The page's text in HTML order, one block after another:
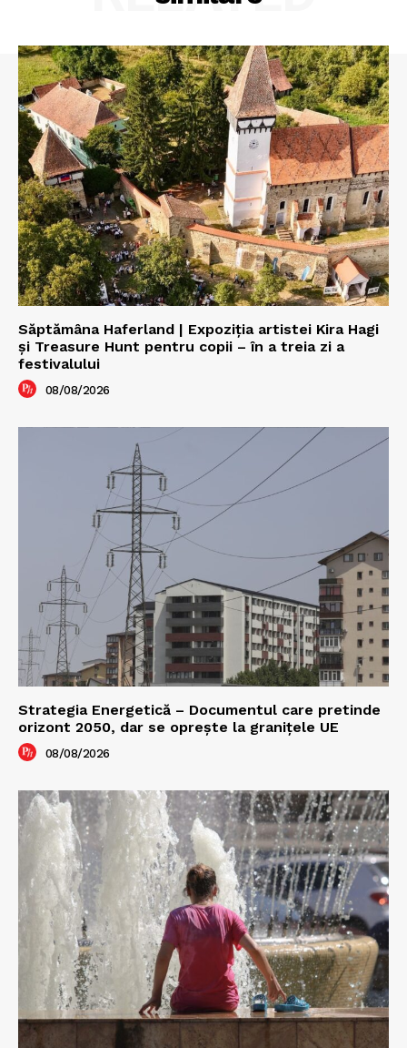
Săptămâna Haferland | Expoziţia artistei Kira Hagi
şi Treasure Hunt pentru copii – în a treia zi a
festivalului
08/08/2026
Strategia Energetică – Documentul care pretinde
orizont 2050, dar se oprește la granițele UE
08/08/2026